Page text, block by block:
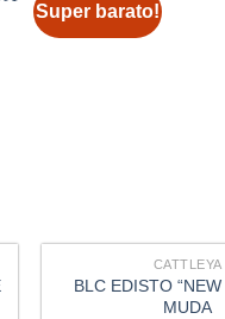
Super barato!
CATTLEYA
BLC EDISTO
MUDA